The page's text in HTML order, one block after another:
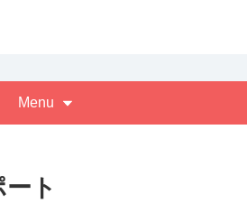
Menu
ト